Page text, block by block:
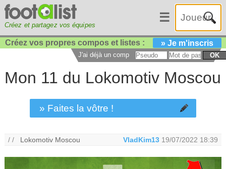
Créez et partagez vos équipes
☰
Créez vos propres compos et listes : » Je m'inscris
J'ai déjà un compte : OK
Mon 11 du Lokomotiv Moscou
» Faites la vôtre !
/ / Lokomotiv Moscou VladKim13 19/07/2022 18:39